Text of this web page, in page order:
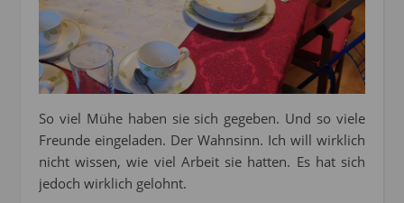
So viel Mühe haben sie sich gegeben. Und so viele
Freunde eingeladen. Der Wahnsinn. Ich will wirklich
nicht wissen, wie viel Arbeit sie hatten. Es hat sich
jedoch wirklich gelohnt.